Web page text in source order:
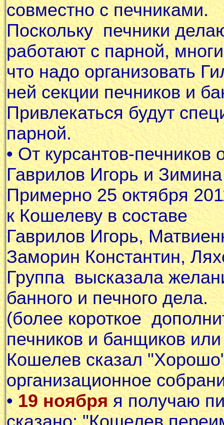
совместно с печниками.
Поскольку печники
работают с парной,
что надо организовать
ней секции печников и
Привлекаться будут
парной.
•От курсантов-печников
Гаврилов Игорь и
Примерно 25 октября
к Кошелеву в составе
Гаврилов Игорь,
Заморин Константин,
Группа высказала
банного и печного дела.
(более короткое
печников и банщиков
Кошелев сказал
организационное
• 19 ноября я получаю